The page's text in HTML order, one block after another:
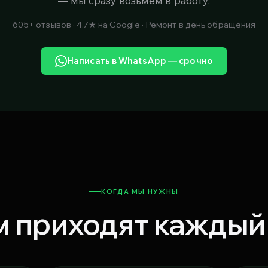
605+ отзывов · 4.7★ на Google · Ремонт в день обращения
Написать в WhatsApp — срочно
КОГДА МЫ НУЖНЫ
приходят